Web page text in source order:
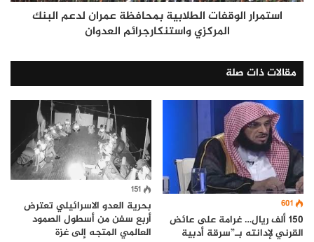
استمرار الوقفات الطلابية بمحافظة عمران لدعم البنك
المركزي واستنكارجرائم العدوان
مقالات ذات صلة
601
150 ألف ريال… غرامة على عائض
القرني لإدانته بـ”سرقة أدبية
151
بحرية العدو الاسرائيلي تعترض
أربع سفن من أسطول الصمود
العالمي المتجه إلى غزة